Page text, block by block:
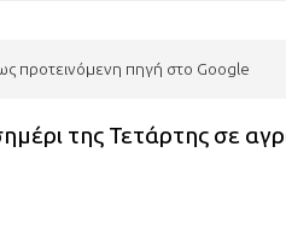
προτεινόμενη πηγή στο Google
της Τετάρτης σε